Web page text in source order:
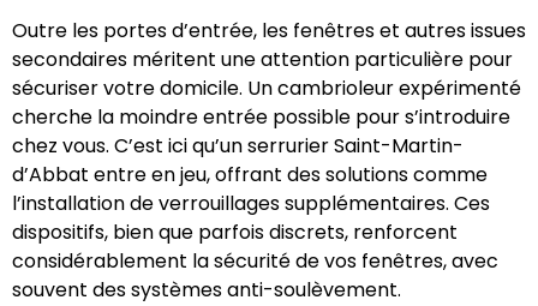
Outre les portes d’entrée, les fenêtres et autres issues
secondaires méritent une attention particulière pour
sécuriser votre domicile. Un cambrioleur expérimenté
cherche la moindre entrée possible pour s’introduire
chez vous. C’est ici qu’un serrurier Saint-Martin-
d’Abbat entre en jeu, offrant des solutions comme
l’installation de verrouillages supplémentaires. Ces
dispositifs, bien que parfois discrets, renforcent
considérablement la sécurité de vos fenêtres, avec
souvent des systèmes anti-soulèvement.